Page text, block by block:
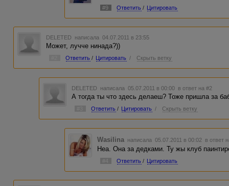
#9 Ответить / Цитировать
DELETED написала 04.07.2011 в 23:55
Может, лучче нинада?))
Ответить / Цитировать / Скрыть ветку
DELETED написала 05.07.2011 в 00:00 в ответ на #2
А тогда ты что здесь делаеш? Тоже пришла за
Ответить / Цитировать / Скрыть ветку
Wasilina написала 05.07.2011 в 00:02 в ответ
Неа. Она за дедками. Ту жы клуб
#4 Ответить / Цитировать